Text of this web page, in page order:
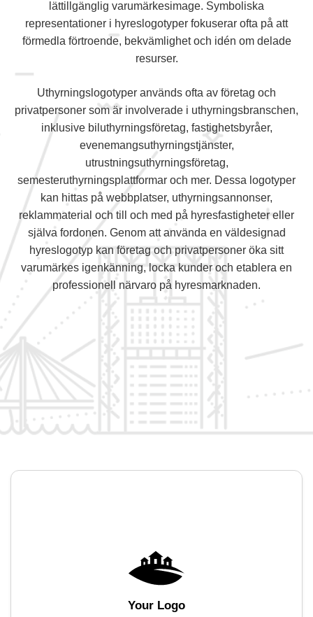
lättillgänglig varumärkesimage. Symboliska
representationer i hyreslogotyper fokuserar ofta på att
förmedla förtroende, bekvämlighet och idén om delade
resurser.
Uthyrningslogotyper används ofta av företag och
privatpersoner som är involverade i uthyrningsbranschen,
inklusive biluthyrningsföretag, fastighetsbyråer,
evenemangsuthyrningstjänster,
utrustningsuthyrningsföretag,
semesteruthyrningsplattformar och mer. Dessa logotyper
kan hittas på webbplatser, uthyrningsannonser,
reklammaterial och till och med på hyresfastigheter eller
själva fordonen. Genom att använda en väldesignad
hyreslogotyp kan företag och privatpersoner öka sitt
varumärkes igenkänning, locka kunder och etablera en
professionell närvaro på hyresmarknaden.
Your Logo